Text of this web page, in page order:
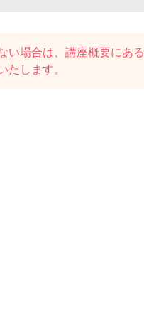
い場合は、講座概要にある
たします。